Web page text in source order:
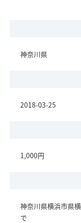
神奈川県
2018-03-25
1,000円
神奈川県横浜市県
で